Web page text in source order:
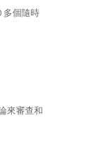
多個隨時
來審查和